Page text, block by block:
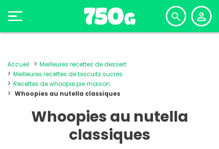
Accueil
Meilleures recettes de dessert
Meilleures recettes de biscuits sucrés
Recettes de whoopie pie maison
Whoopies au nutella classiques
Whoopies au nutella
classiques